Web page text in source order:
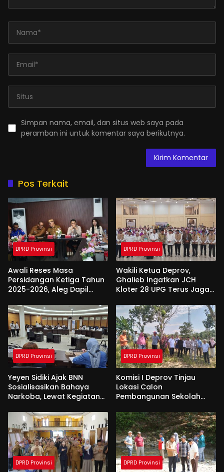
Simpan nama, email, dan situs web saya pada
peramban ini untuk komentar saya berikutnya.
Pos Terkait
DPRD Provinsi
Awali Reses Masa
Persidangan Ketiga Tahun
2025-2026, Aleg Dapil
Apresiasi Dari Pemda
DPRD Provinsi
Wakili Ketua Deprov,
Ghalieb Ingatkan JCH
Kloter 28 UPG Terus Jaga
Tanah Suci
DPRD Provinsi
Yeyen Sidiki Ajak BNN
Sosialisasikan Bahaya
Narkoba, Lewat Kegiatan
DPRD Provinsi
Komisi I Deprov Tinjau
Lokasi Calon
Pembangunan Sekolah
DPRD Provinsi DPRD Provinsi